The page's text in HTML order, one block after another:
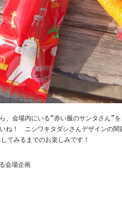
、会場内にいる“赤い服のサンタさん”
ね！ ニシワキタダシさんデザインの
てみるまでのお楽しみです！
会場企画